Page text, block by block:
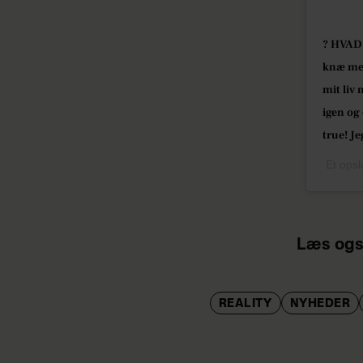
?
knæ
mit liv
igen
true!
Læs
REALITY NYHEDER